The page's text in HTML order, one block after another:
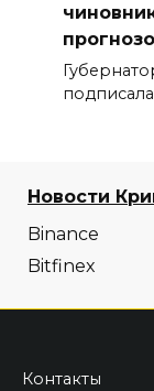
Новости
Binance
Bitfinex
Контакты